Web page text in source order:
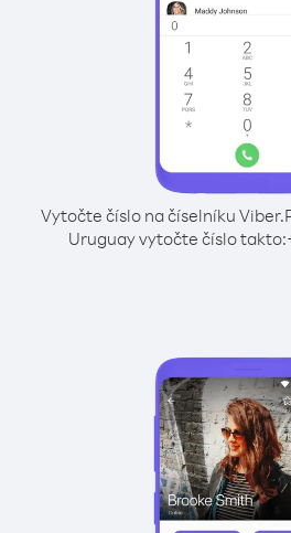
Vytočte číslo na číselníku Viber.
Uruguay vytočte číslo takto: